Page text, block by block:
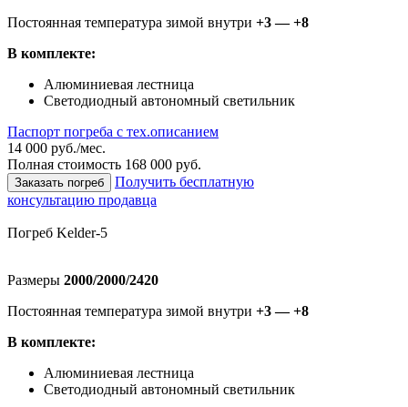
Постоянная температура зимой внутри +3 — +8
В комплекте:
Алюминиевая лестница
Светодиодный автономный светильник
Паспорт погреба с тех.описанием
14 000 руб./мес.
Полная стоимость 168 000 руб.
Заказать погреб
Получить бесплатную
консультацию продавца
Погреб Kelder-5
Размеры 2000/2000/2420
Постоянная температура зимой внутри +3 — +8
В комплекте:
Алюминиевая лестница
Светодиодный автономный светильник